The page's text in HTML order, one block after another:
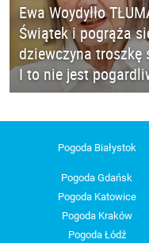
Ewa Woydyłło
Świątek i pogrąża
dziewczyna troszkę
I to nie jest
Pogoda Białystok
Pogoda Gdańsk
Pogoda Katowice
Pogoda Kraków
Pogoda Łódź